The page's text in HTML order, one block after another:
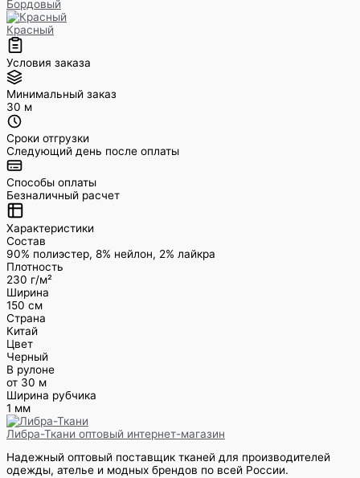
Бордовый
Красный
Условия заказа
Минимальный заказ
30 м
Сроки отгрузки
Следующий день после оплаты
Способы оплаты
Безналичный расчет
Характеристики
Состав
90% полиэстер, 8% нейлон, 2% лайкра
Плотность
230 г/м²
Ширина
150 см
Страна
Китай
Цвет
Черный
В рулоне
от 30 м
Ширина рубчика
1 мм
Либра-Ткани оптовый интернет-магазин
Надежный оптовый поставщик тканей для производителей
одежды, ателье и модных брендов по всей России.